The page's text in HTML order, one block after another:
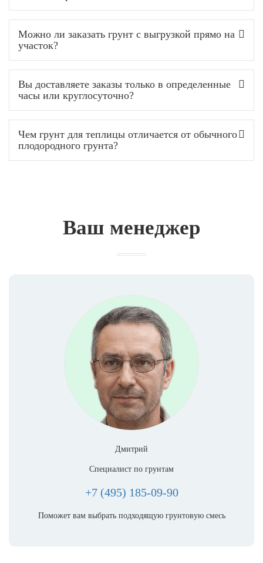
Можно ли заказать грунт с выгрузкой прямо на
участок?
Вы доставляете заказы только в определенные
часы или круглосуточно?
Чем грунт для теплицы отличается от обычного
плодородного грунта?
Ваш менеджер
Дмитрий
Специалист по грунтам
+7 (495) 185-09-90
Поможет вам выбрать подходящую грунтовую смесь